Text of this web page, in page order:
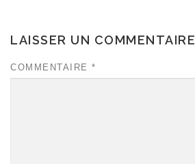
LAISSER UN COMMENTAIRE
COMMENTAIRE *